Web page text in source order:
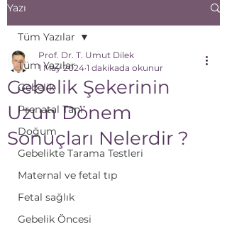
Yazı
Tüm Yazılar
Gebelik
Prenatal Tanı
Doğum
Gebelikte Tarama Testleri
Maternal ve fetal tıp
Fetal sağlık
Gebelik Öncesi
Tüm Yazılar
Gebelik Şekerinin
Uzun Dönem
Sonuçları Nelerdir ?
Prof. Dr. T. Umut Dilek
1 May 2024 1 dakikada okunur